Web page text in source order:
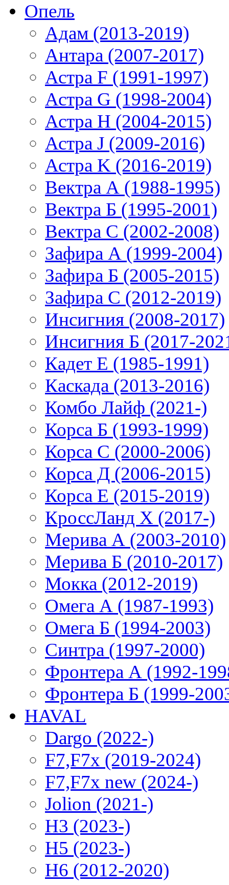
Опель
Адам (2013-2019)
Антара (2007-2017)
Астра F (1991-1997)
Астра G (1998-2004)
Астра H (2004-2015)
Астра J (2009-2016)
Астра K (2016-2019)
Вектра А (1988-1995)
Вектра Б (1995-2001)
Вектра С (2002-2008)
Зафира А (1999-2004)
Зафира Б (2005-2015)
Зафира С (2012-2019)
Инсигния (2008-2017)
Инсигния Б (2017-
Кадет Е (1985-1991)
Каскада (2013-2016)
Комбо Лайф (2021-)
Корса Б (1993-1999)
Корса С (2000-2006)
Корса Д (2006-2015)
Корса E (2015-2019)
КроссЛанд X (2017-)
Мерива А (2003-2010)
Мерива Б (2010-2017)
Мокка (2012-2019)
Омега А (1987-1993)
Омега Б (1994-2003)
Синтра (1997-2000)
Фронтера А (1992-
Фронтера Б (1999-
HAVAL
Dargo (2022-)
F7,F7x (2019-2024)
F7,F7x new (2024-)
Jolion (2021-)
H3 (2023-)
H5 (2023-)
H6 (2012-2020)